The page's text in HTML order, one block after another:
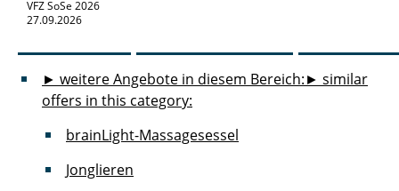
VFZ SoSe 2026
27.09.2026
► weitere Angebote in diesem Bereich:► similar
offers in this category:
brainLight-Massagesessel
Jonglieren